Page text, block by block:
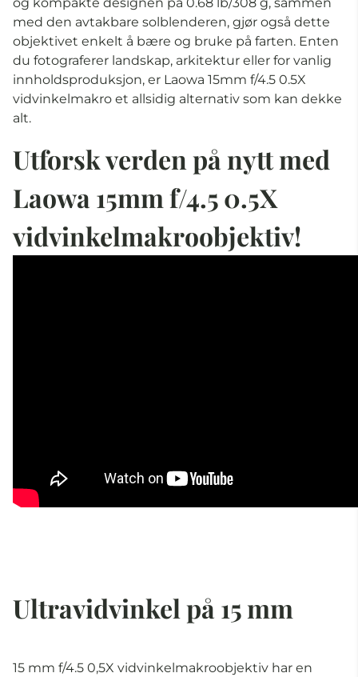
med den avtakbare solblenderen, gjør også dette
objektivet enkelt å bære og bruke på farten. Enten
du fotograferer landskap, arkitektur eller for vanlig
innholdsproduksjon, er Laowa 15mm f/4.5 0.5X
vidvinkelmakro et allsidig alternativ som kan dekke
alt.
Utforsk verden på nytt med
Laowa 15mm f/4.5 0.5X
vidvinkelmakroobjektiv!
Ultravidvinkel på 15 mm
15 mm f/4.5 0,5X vidvinkelmakroobjektiv har en